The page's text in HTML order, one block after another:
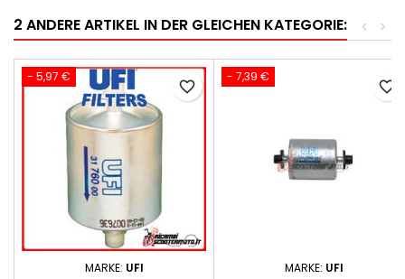
2 ANDERE ARTIKEL IN DER GLEICHEN KATEGORIE: >
<
- 5,97 €
MARKE: UFI
favorite_border
- 7,39 €
MARKE: UFI
favorite_border